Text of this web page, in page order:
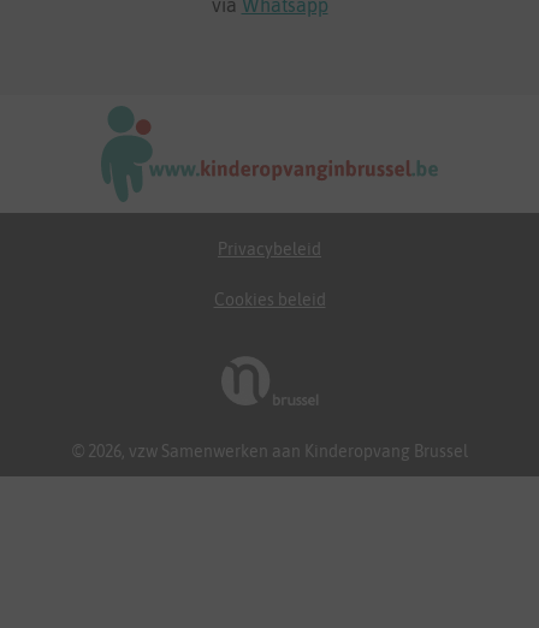
© 2026, vzw Samenwerken aan Kinderopvang Brussel
Privacybeleid
Cookies beleid